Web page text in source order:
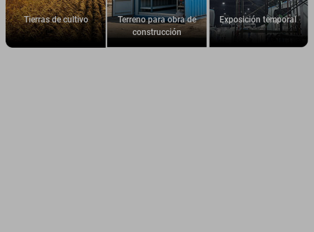
Tierras de cultivo
Terreno para obra de
construcción
Exposición temporal